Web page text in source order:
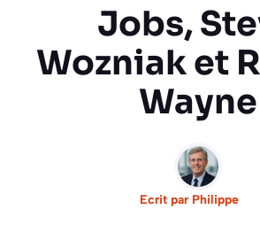
Jobs,
Wozniak et
Wayne
Ecrit par Philippe